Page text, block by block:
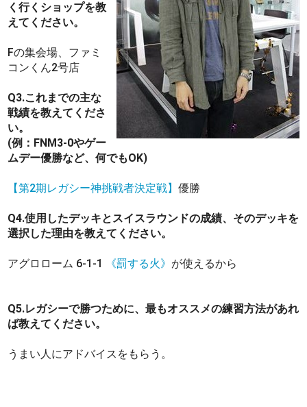
く行くショップを教
えてください。
Fの集会場、ファミ
コンくん2号店
Q3.これまでの主な
戦績を教えてくださ
い。
(例：FNM3-0やゲー
ムデー優勝など、何でもOK)
【第2期レガシー神挑戦者決定戦】優勝
Q4.使用したデッキとスイスラウンドの成績、そのデッキを
選択した理由を教えてください。
アグロローム 6-1-1 《罰する火》 が使えるから
Q5.レガシーで勝つために、最もオススメの練習方法があれ
ば教えてください。
うまい人にアドバイスをもらう。